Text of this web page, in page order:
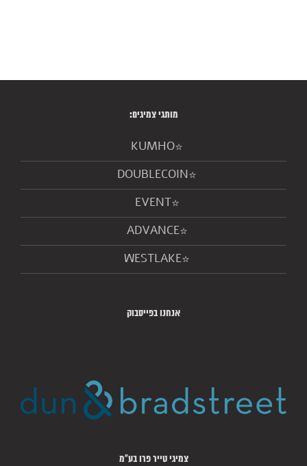
מותגי צמיגים:
KUMHO
DOUBLECOIN
EVENT
ADVANCE
WESTLAKE
אנחנו בפייסבוק
צמיגי טייר פרו בע"מ